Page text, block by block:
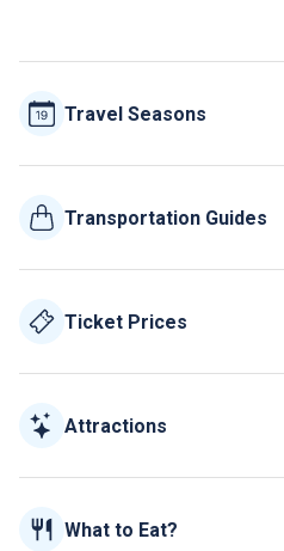
Travel Seasons
Transportation Guides
Ticket Prices
Attractions
What to Eat?